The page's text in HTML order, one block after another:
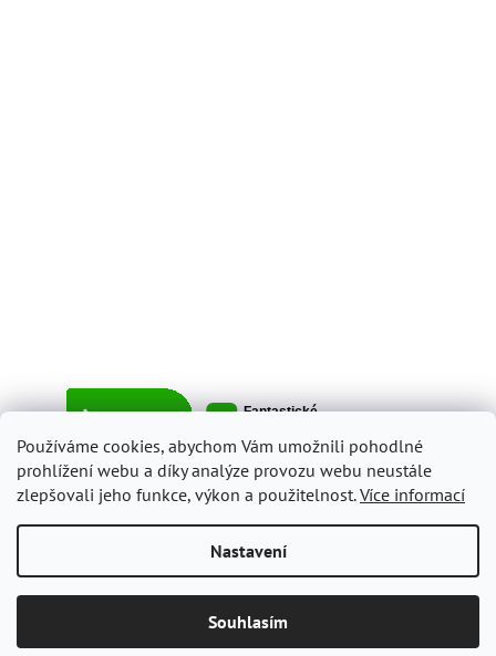
Používáme cookies, abychom Vám umožnili pohodlné
prohlížení webu a díky analýze provozu webu neustále
zlepšovali jeho funkce, výkon a použitelnost.Více informací
Nastavení
Souhlasím
Copyright 2026ItalyShop.cz. Všechna práva vyhrazena.Upravit
nastavení cookies